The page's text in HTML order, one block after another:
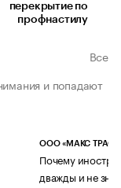
перекрытие по
профнастилу
Все
и попадают
ООО «МАКС ТРАСТ»
Почему
дважды и не